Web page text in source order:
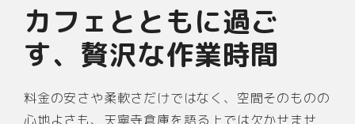
カフェとともに過ご
す、贅沢な作業時間
料金の安さや柔軟さだけではなく、空間そのものの
心地よさも、天寧寺倉庫を語る上では欠かせませ